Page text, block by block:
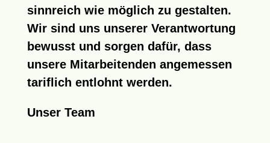
sinnreich wie möglich zu gestalten.
Wir sind uns unserer Verantwortung
bewusst und sorgen dafür, dass
unsere Mitarbeitenden angemessen
tariflich entlohnt werden.
Unser Team